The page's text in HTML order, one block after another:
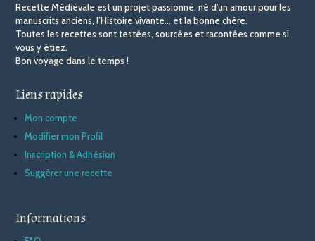
Recette Médiévale est un projet passionné, né d’un amour pour les
manuscrits anciens, l’Histoire vivante… et la bonne chère.
Toutes les recettes sont testées, sourcées et racontées comme si
vous y étiez.
Bon voyage dans le temps !
Liens rapides
Mon compte
Modifier mon Profil
Inscription & Adhésion
Suggérer une recette
Informations